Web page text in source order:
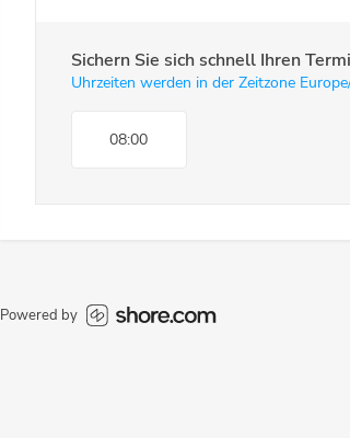
Sichern Sie sich schnell Ihren
Uhrzeiten werden in der Zeitzone
08:00
Powered by